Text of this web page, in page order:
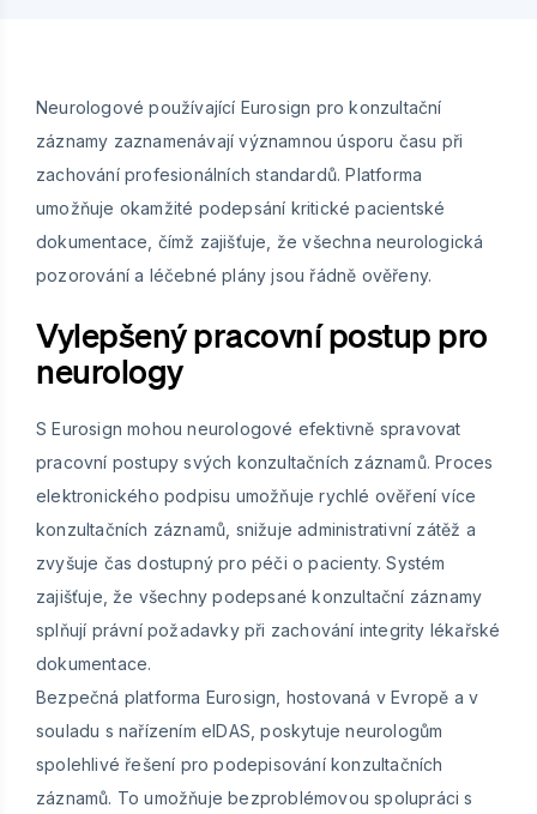
Neurologové používající Eurosign pro konzultační
záznamy zaznamenávají významnou úsporu času při
zachování profesionálních standardů. Platforma
umožňuje okamžité podepsání kritické pacientské
dokumentace, čímž zajišťuje, že všechna neurologická
pozorování a léčebné plány jsou řádně ověřeny.
Vylepšený pracovní postup pro
neurology
S Eurosign mohou neurologové efektivně spravovat
pracovní postupy svých konzultačních záznamů. Proces
elektronického podpisu umožňuje rychlé ověření více
konzultačních záznamů, snižuje administrativní zátěž a
zvyšuje čas dostupný pro péči o pacienty. Systém
zajišťuje, že všechny podepsané konzultační záznamy
splňují právní požadavky při zachování integrity lékařské
dokumentace.
Bezpečná platforma Eurosign, hostovaná v Evropě a v
souladu s nařízením eIDAS, poskytuje neurologům
spolehlivé řešení pro podepisování konzultačních
záznamů. To umožňuje bezproblémovou spolupráci s